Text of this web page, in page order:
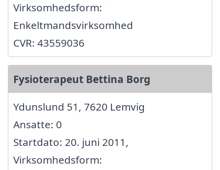
Virksomhedsform:
Enkeltmandsvirksomhed
CVR: 43559036
Fysioterapeut Bettina Borg
Ydunslund 51, 7620 Lemvig
Ansatte: 0
Startdato: 20. juni 2011,
Virksomhedsform: